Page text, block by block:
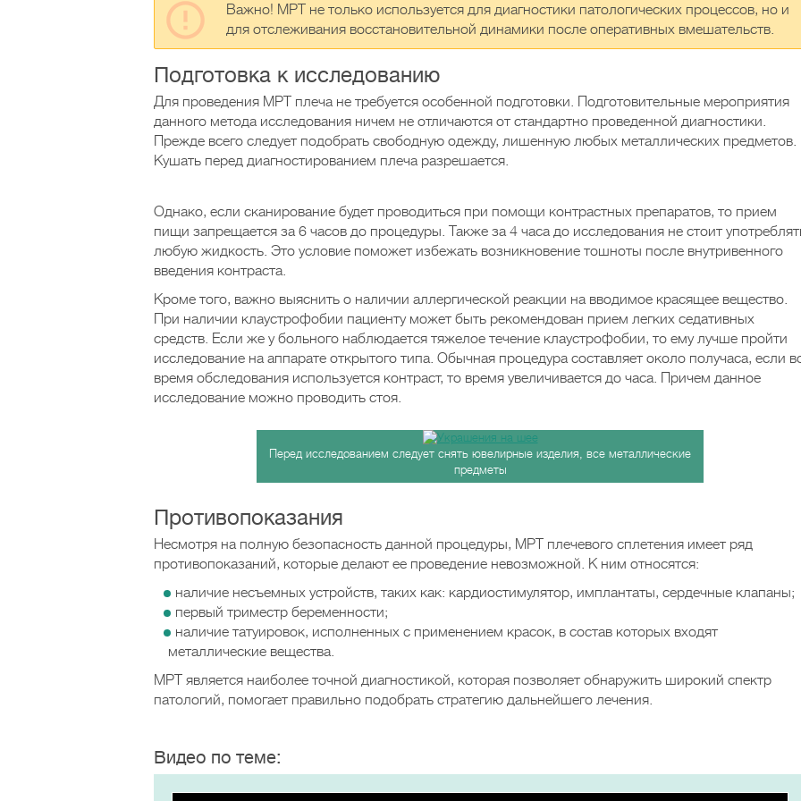
Важно! МРТ не только используется для диагностики патологических процессов, но и
для отслеживания восстановительной динамики после оперативных вмешательств.
Подготовка к исследованию
Для проведения МРТ плеча не требуется особенной подготовки. Подготовительные мероприятия
данного метода исследования ничем не отличаются от стандартно проведенной диагностики.
Прежде всего следует подобрать свободную одежду, лишенную любых металлических предметов.
Кушать перед диагностированием плеча разрешается.
Однако, если сканирование будет проводиться при помощи контрастных препаратов, то прием
пищи запрещается за 6 часов до процедуры. Также за 4 часа до исследования не стоит
любую жидкость. Это условие поможет избежать возникновение тошноты после внутривенного
введения контраста.
Кроме того, важно выяснить о наличии аллергической реакции на вводимое красящее вещество.
При наличии клаустрофобии пациенту может быть рекомендован прием легких седативных
средств. Если же у больного наблюдается тяжелое течение клаустрофобии, то ему лучше пройти
исследование на аппарате открытого типа. Обычная процедура составляет около получаса, если
время обследования используется контраст, то время увеличивается до часа. Причем данное
исследование можно проводить стоя.
Перед исследованием следует снять ювелирные изделия, все металлические
предметы
Противопоказания
Несмотря на полную безопасность данной процедуры, МРТ плечевого сплетения имеет ряд
противопоказаний, которые делают ее проведение невозможной. К ним относятся:
наличие несъемных устройств, таких как: кардиостимулятор, имплантаты, сердечные клапаны;
первый триместр беременности;
наличие татуировок, исполненных с применением красок, в состав которых входят
металлические вещества.
МРТ является наиболее точной диагностикой, которая позволяет обнаружить широкий спектр
патологий, помогает правильно подобрать стратегию дальнейшего лечения.
Видео по теме: